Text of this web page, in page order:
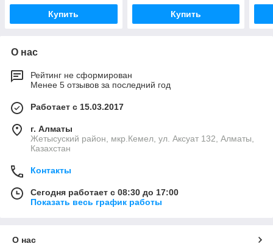
Купить Купить
О нас
Рейтинг не сформирован
Менее 5 отзывов за последний год
Работает с 15.03.2017
г. Алматы
Жетысуский район, мкр.Кемел, ул. Аксуат 132, Алматы,
Казахстан
Контакты
Сегодня работает с 08:30 до 17:00
Показать весь график работы
О нас